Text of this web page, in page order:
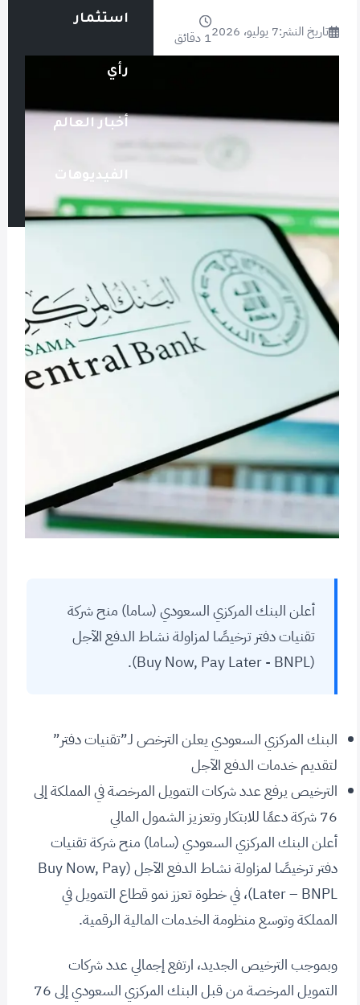
استثمار
رأي
أخبار العالم
الفيديوهات
تاريخ النشر:7 يوليو، 2026 1 دقائق
أعلن البنك المركزي السعودي (ساما) منح شركة
تقنيات دفتر ترخيصًا لمزاولة نشاط الدفع الآجل
(Buy Now, Pay Later - BNPL).
البنك المركزي السعودي يعلن الترخص لـ”تقنيات دفتر”
لتقديم خدمات الدفع الآجل
الترخيص يرفع عدد شركات التمويل المرخصة في المملكة إلى
76 شركة دعمًا للابتكار وتعزيز الشمول المالي
أعلن البنك المركزي السعودي (ساما) منح شركة تقنيات
دفتر ترخيصًا لمزاولة نشاط الدفع الآجل (Buy Now, Pay
Later – BNPL)، في خطوة تعزز نمو قطاع التمويل في
المملكة وتوسع منظومة الخدمات المالية الرقمية.
وبموجب الترخيص الجديد، ارتفع إجمالي عدد شركات
التمويل المرخصة من قبل البنك المركزي السعودي إلى 76